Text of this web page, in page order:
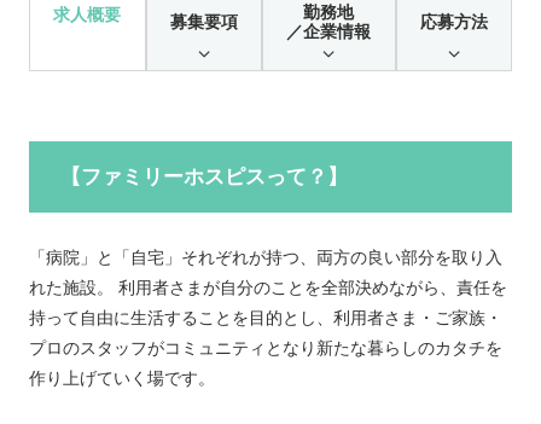
求人概要 募集要項
勤務地
／企業情報
応募方法
【ファミリーホスピスって？】
「病院」と「自宅」それぞれが持つ、両方の良い部分を取り入
れた施設。 利用者さまが自分のことを全部決めながら、責任を
持って自由に生活することを目的とし、利用者さま・ご家族・
プロのスタッフがコミュニティとなり新たな暮らしのカタチを
作り上げていく場です。